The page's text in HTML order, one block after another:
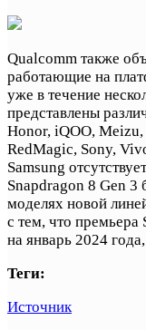
Qualcomm также
работающие на
уже в течение
представлены
Honor, iQOO,
RedMagic, Sony,
Samsung
Snapdragon 8 Gen 3
моделях новой
с тем, что премьера
на январь 2024
Теги:
Источник